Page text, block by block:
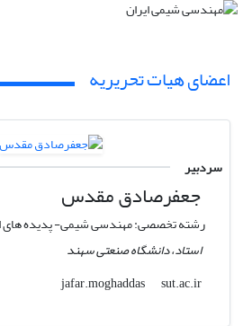
اعضای هیات تحریریه
سردبیر
جعفرصادق مقدس
رشته تخصصی: مهندسی شیمی- پدیده های
استاد، دانشگاه صنعتی سهند
jafar.moghaddas
sut.ac.ir